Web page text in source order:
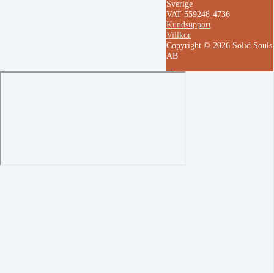
Sverige
VAT 559248-4736
Kundsupport
Villkor
Copyright © 2026 Solid Souls
AB